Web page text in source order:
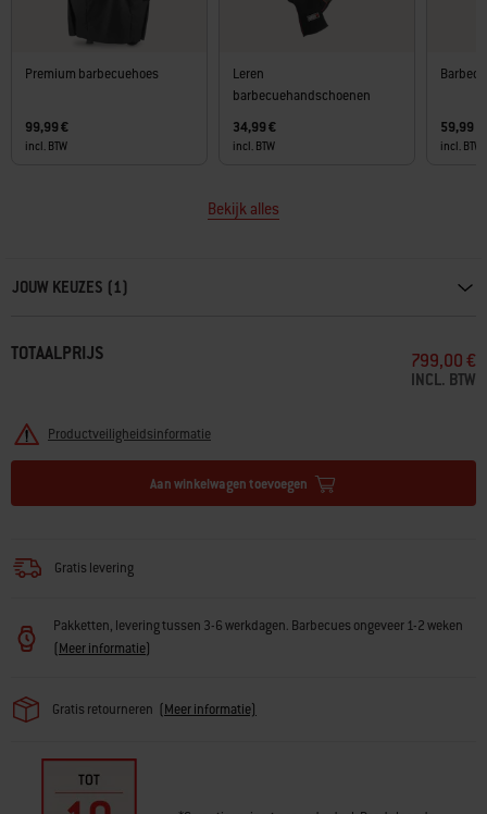
Premium barbecuehoes
99,99 €
incl. BTW
Leren
barbecuehandschoenen
34,99 €
incl. BTW
59,99 €
incl. BTW
Bekijk alles
JOUW KEUZES (1)
TOTAALPRIJS 799,00 €
INCL. BTW
Productveiligheidsinformatie
Aan winkelwagen toevoegen
Gratis levering
Pakketten, levering tussen 3-6 werkdagen. Barbecues ongeveer 1-2 weken
(Meer informatie)
Gratis retourneren (Meer informatie)